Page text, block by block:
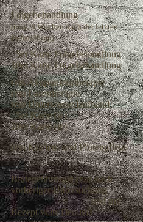
Folgebehandlung
(max. 8 Wochen nach der letzten
Behandlung)
5er Karte Folgebehandlung
10er Karte Folgebehandlung
rein Akupunkturtherapie
rein Lasertherapie
rein Unterwasserlaufband
5er Karte (je)
10er Karte (je)
rein Krallen- und Pfotenpflege
Blutegeltherapie (nur nach
vorheriger Untersuchung
und mit
Rezept vom Tierarzt)